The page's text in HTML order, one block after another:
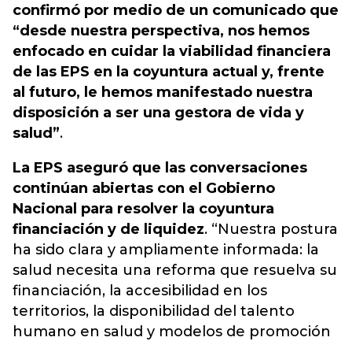
confirmó por medio de un comunicado que
“desde nuestra perspectiva, nos hemos
enfocado en cuidar la viabilidad financiera
de las EPS en la coyuntura actual y, frente
al futuro, le hemos manifestado nuestra
disposición a ser una gestora de vida y
salud”.
La EPS aseguró que las conversaciones
continúan abiertas con el Gobierno
Nacional para resolver la coyuntura
financiación y de liquidez. “Nuestra postura
ha sido clara y ampliamente informada: la
salud necesita una reforma que resuelva su
financiación, la accesibilidad en los
territorios, la disponibilidad del talento
humano en salud y modelos de promoción